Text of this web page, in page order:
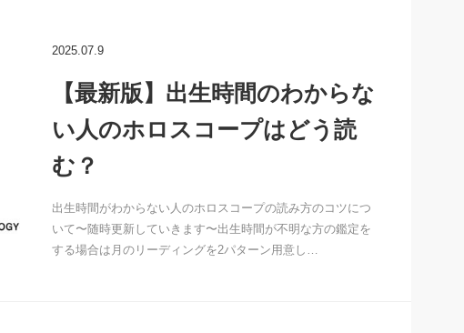
2025.07.9
【最新版】出生時間のわからな
い人のホロスコープはどう読
む？
出生時間がわからない人のホロスコープの読み方のコツにつ
いて〜随時更新していきます〜出生時間が不明な方の鑑定を
する場合は月のリーディングを2パターン用意し…